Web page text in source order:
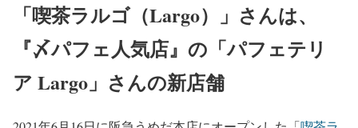
「喫茶ラルゴ（Largo）」さんは、
『〆パフェ人気店』の「パフェテリ
ア Largo」さんの新店舗